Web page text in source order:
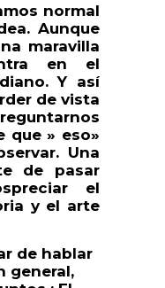
normal
Aunque
maravilla
en el
Y así
de vista
que » eso»
Una
de pasar
el
y el arte
de hablar
general,